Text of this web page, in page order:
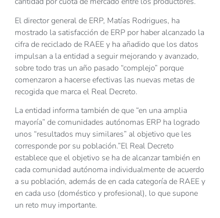
El director general de ERP, Matías Rodrigues, ha
mostrado la satisfacción de ERP por haber alcanzado la
cifra de reciclado de RAEE y ha añadido que los datos
impulsan a la entidad a seguir mejorando y avanzado,
sobre todo tras un año pasado “complejo” porque
comenzaron a hacerse efectivas las nuevas metas de
recogida que marca el Real Decreto.
La entidad informa también de que “en una amplia
mayoría” de comunidades autónomas ERP ha logrado
unos “resultados muy similares” al objetivo que les
corresponde por su población.”El Real Decreto
establece que el objetivo se ha de alcanzar también en
cada comunidad autónoma individualmente de acuerdo
a su población, además de en cada categoría de RAEE y
en cada uso (doméstico y profesional), lo que supone
un reto muy importante.